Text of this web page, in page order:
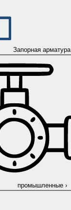
Запорная арматура
промышленные ›